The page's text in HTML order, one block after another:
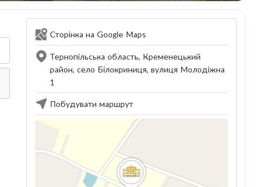
Сторінка на Google Maps
Тернопільська область, Кременецький
район, село Білокриниця, вулиця Молодіжна
1
Побудувати маршрут